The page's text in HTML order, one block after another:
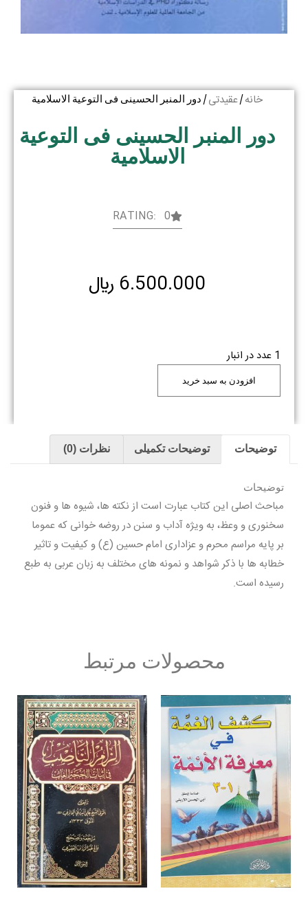
خانه/ عقیدتی/ دور المنبر الحسینی فی التوعیة الاسلامیة
دور المنبر الحسینی فی التوعیة
الاسلامیة
RATING: 0
6.500.000 ﷼
1 عدد در انبار
افزودن به سبد خرید
توضیحات توضیحات تکمیلی نظرات (0)
توضیحات
مباحث اصلی این کتاب عبارت است از نکته ها، شیوه ها و فنون
سخنوری و وعظ، به ویژه آداب و سنن در روضه خوانی که عموما
بر پایه مراسم محرم و عزاداری امام حسین (ع) و کیفیت و تاثیر
خطابه ها با ذکر شواهد و نمونه های مختلف به زبان عربی به طبع
رسیده است.
محصولات مرتبط